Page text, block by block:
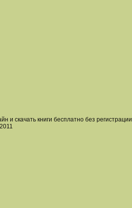
и скачать книги бесплатно без регистрации